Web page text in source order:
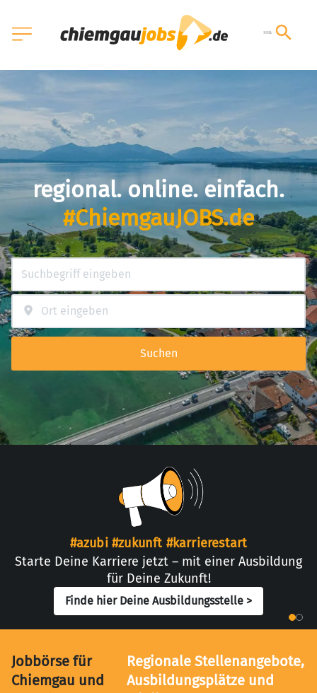
regional. online. einfach.
#ChiemgauJOBS.de
Suchen
#azubi #zukunft #karrierestart
Starte Deine Karriere jetzt – mit einer Ausbildung
für Deine Zukunft!
Finde hier Deine Ausbildungsstelle >
Jobbörse für
Chiemgau und
Regionale Stellenangebote,
Ausbildungsplätze und